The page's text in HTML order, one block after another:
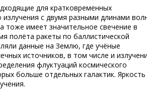
для кратковременных
с двумя разными длинами
тоже имеет значительное свечение в
полёта ракеты по баллистической
данные на Землю, где учёные
источников, в том числе и
флуктуаций космического
больше отдельных галактик. Яркость